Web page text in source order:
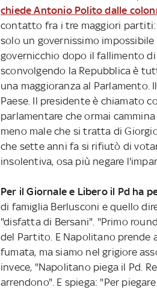
chiede Antonio Polito dalle
contatto fra i tre maggiori partiti:
solo un governissimo
governicchio dopo il fallimento
sconvolgendo la Repubblica è
una maggioranza al Parlamento.
Paese. Il presidente è chiamato
parlamentare che ormai
meno male che si tratta di
che sette anni fa si rifiutò di
insolentiva, osa più negare
Per il Giornale e Libero il Pd ha
di famiglia Berlusconi e quello
"disfatta di Bersani". "Primo
del Partito. E Napolitano prende
fumata, ma siamo nel grigiore
invece, "Napolitano piega il Pd.
arrendono". E spiega: "Per